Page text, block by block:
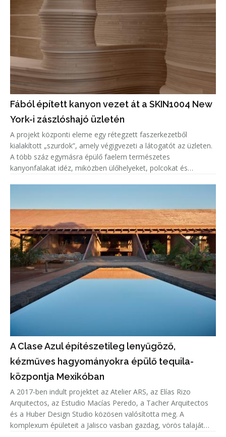
Fából épített kanyon vezet át a SKIN1004 New
York-i zászlóshajó üzletén
A projekt központi eleme egy rétegzett faszerkezetből
kialakított „szurdok”, amely végigvezeti a látogatót az üzleten.
A több száz egymásra épülő faelem természetes
kanyonfalakat idéz, miközben ülőhelyeket, polcokat és
A Clase Azul építészetileg lenyűgöző,
kézműves hagyományokra épülő tequila-
központja Mexikóban
A 2017-ben indult projektet az Atelier ARS, az Elías Rizo
Arquitectos, az Estudio Macías Peredo, a Tacher Arquitectos
és a Huber Design Studio közösen valósította meg. A
komplexum épületeit a Jalisco vasban gazdag, vörös talaját